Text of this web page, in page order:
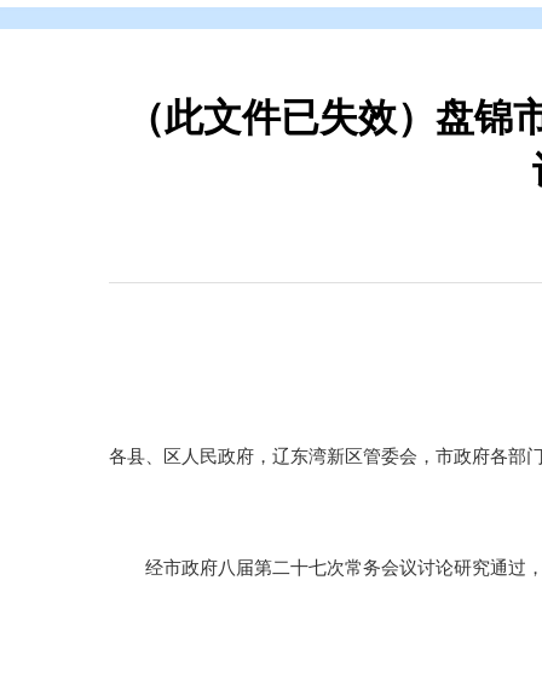
（此文件已失效）盘
各县、区人民政府，辽东湾新区管委会，市政府各部
经市政府八届第二十七次常务会议讨论研究通过，